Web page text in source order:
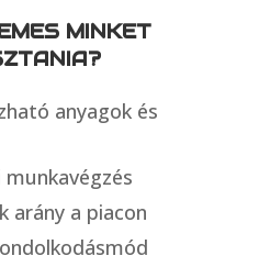
MINKET
anyagok és
arány a piacon